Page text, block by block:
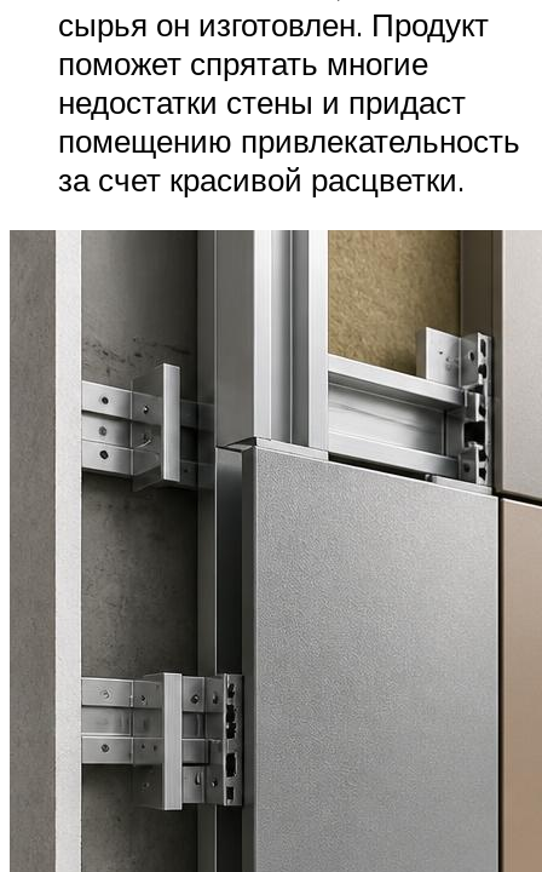
сырья он изготовлен. Продукт
поможет спрятать многие
недостатки стены и придаст
помещению привлекательность
за счет красивой расцветки.